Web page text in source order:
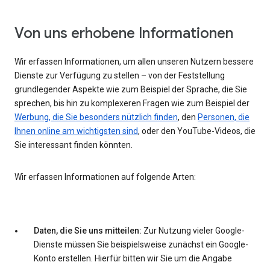
Von uns erhobene Informationen
Wir erfassen Informationen, um allen unseren Nutzern bessere
Dienste zur Verfügung zu stellen – von der Feststellung
grundlegender Aspekte wie zum Beispiel der Sprache, die Sie
sprechen, bis hin zu komplexeren Fragen wie zum Beispiel der
Werbung, die Sie besonders nützlich finden, den Personen, die
Ihnen online am wichtigsten sind, oder den YouTube-Videos, die
Sie interessant finden könnten.
Wir erfassen Informationen auf folgende Arten:
Daten, die Sie uns mitteilen: Zur Nutzung vieler Google-
Dienste müssen Sie beispielsweise zunächst ein Google-
Konto erstellen. Hierfür bitten wir Sie um die Angabe